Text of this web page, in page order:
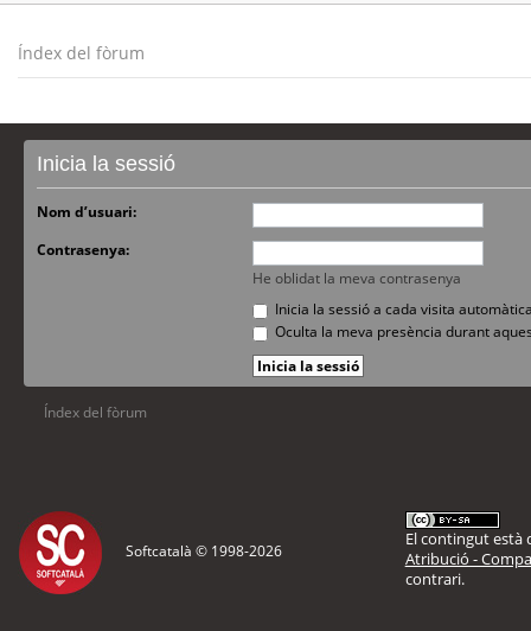
Índex del fòrum
Inicia la sessió
Nom d’usuari:
Contrasenya:
He oblidat la meva contrasenya
Inicia la sessió a cada visita
Oculta la meva presència durant
Índex del fòrum
Softcatalà © 1998-2026
El contingut està
Atribució -
contrari.